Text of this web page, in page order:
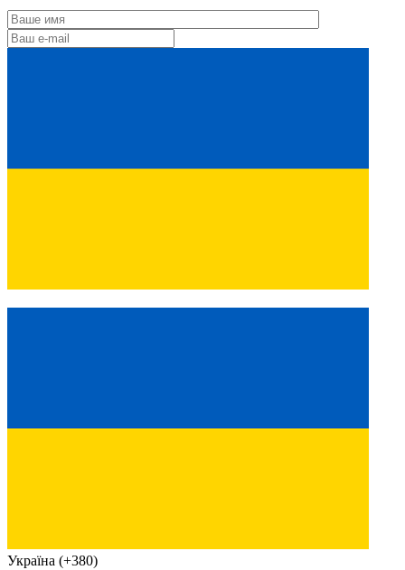
Україна (+380)